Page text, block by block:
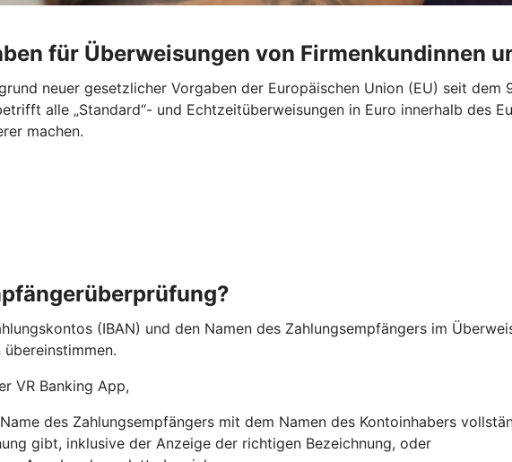
für Überweisungen von Firmenkundinnen
neuer gesetzlicher Vorgaben der Europäischen Union (EU) seit
alle „Standard“- und Echtzeitüberweisungen in Euro innerhalb des
machen.
(IBAN) und den Namen des Zahlungsempfängers im
VR Banking App,
des Zahlungsempfängers mit dem Namen des Kontoinhabers
gibt, inklusive der Anzeige der richtigen Bezeichnung, oder